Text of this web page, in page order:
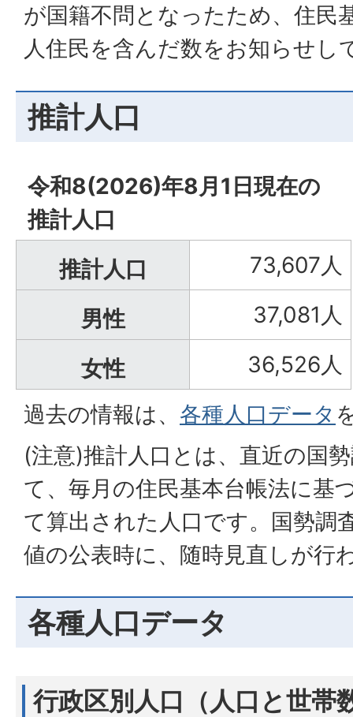
が国籍不問となったため、住民
人住民を含んだ数をお知らせし
推計人口
令和8(2026)年8月1日現在の
推計人口
推計人口
73,607人
男性
37,081人
女性
36,526人
過去の情報は、 各種人口データ
(注意)推計人口とは、直近の国
て、毎月の住民基本台帳法に基
て算出された人口です。国勢調
値の公表時に、随時見直しが行
各種人口データ
行政区別人口（人口と世帯